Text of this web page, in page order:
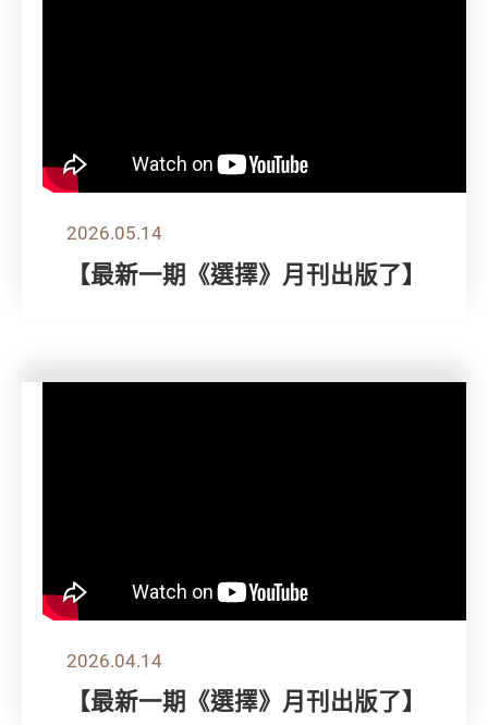
2026.05.14
【最新一期《選擇》月刊出版了】
2026.04.14
【最新一期《選擇》月刊出版了】